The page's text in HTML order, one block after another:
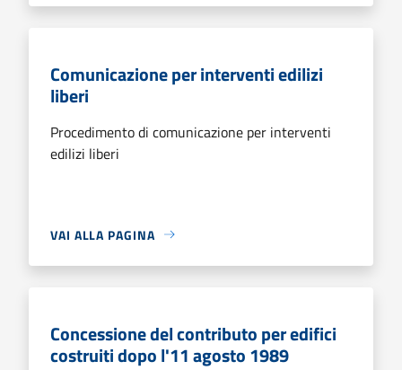
Comunicazione per interventi edilizi
liberi
Procedimento di comunicazione per interventi
edilizi liberi
VAI ALLA PAGINA
Concessione del contributo per edifici
costruiti dopo l'11 agosto 1989